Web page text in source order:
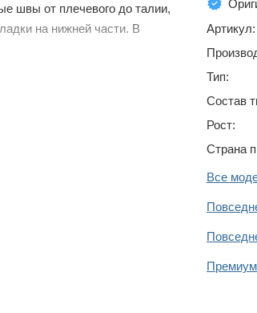
швы от плечевого до талии,
на нижней части. В
Артикул:
Тип:
Состав
Рост:
Страна
Все
Премиум